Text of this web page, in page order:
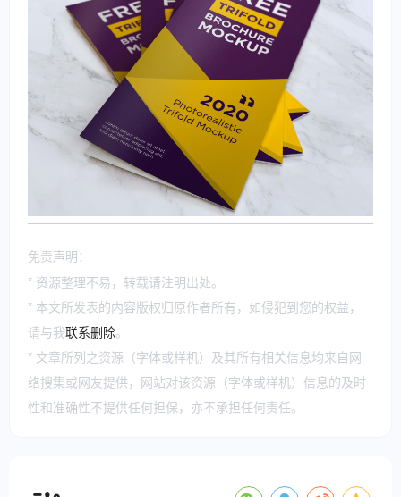
免责声明：
* 资源整理不易，转载请注明出处。
* 本文所发表的内容版权归原作者所有，如侵犯到您的权益，
请与我联系删除。
* 文章所列之资源（字体或样机）及其所有相关信息均来自网
络搜集或网友提供，网站对该资源（字体或样机）信息的及时
性和准确性不提供任何担保，亦不承担任何责任。